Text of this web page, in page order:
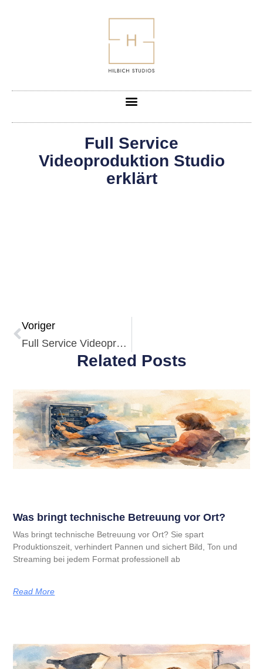
Full Service
Videoproduktion Studio
erklärt
Voriger
Full Service Videoproduktion Studio erklärt
Related Posts
Was bringt technische Betreuung vor Ort?
Was bringt technische Betreuung vor Ort? Sie spart
Produktionszeit, verhindert Pannen und sichert Bild, Ton und
Streaming bei jedem Format professionell ab
Read More